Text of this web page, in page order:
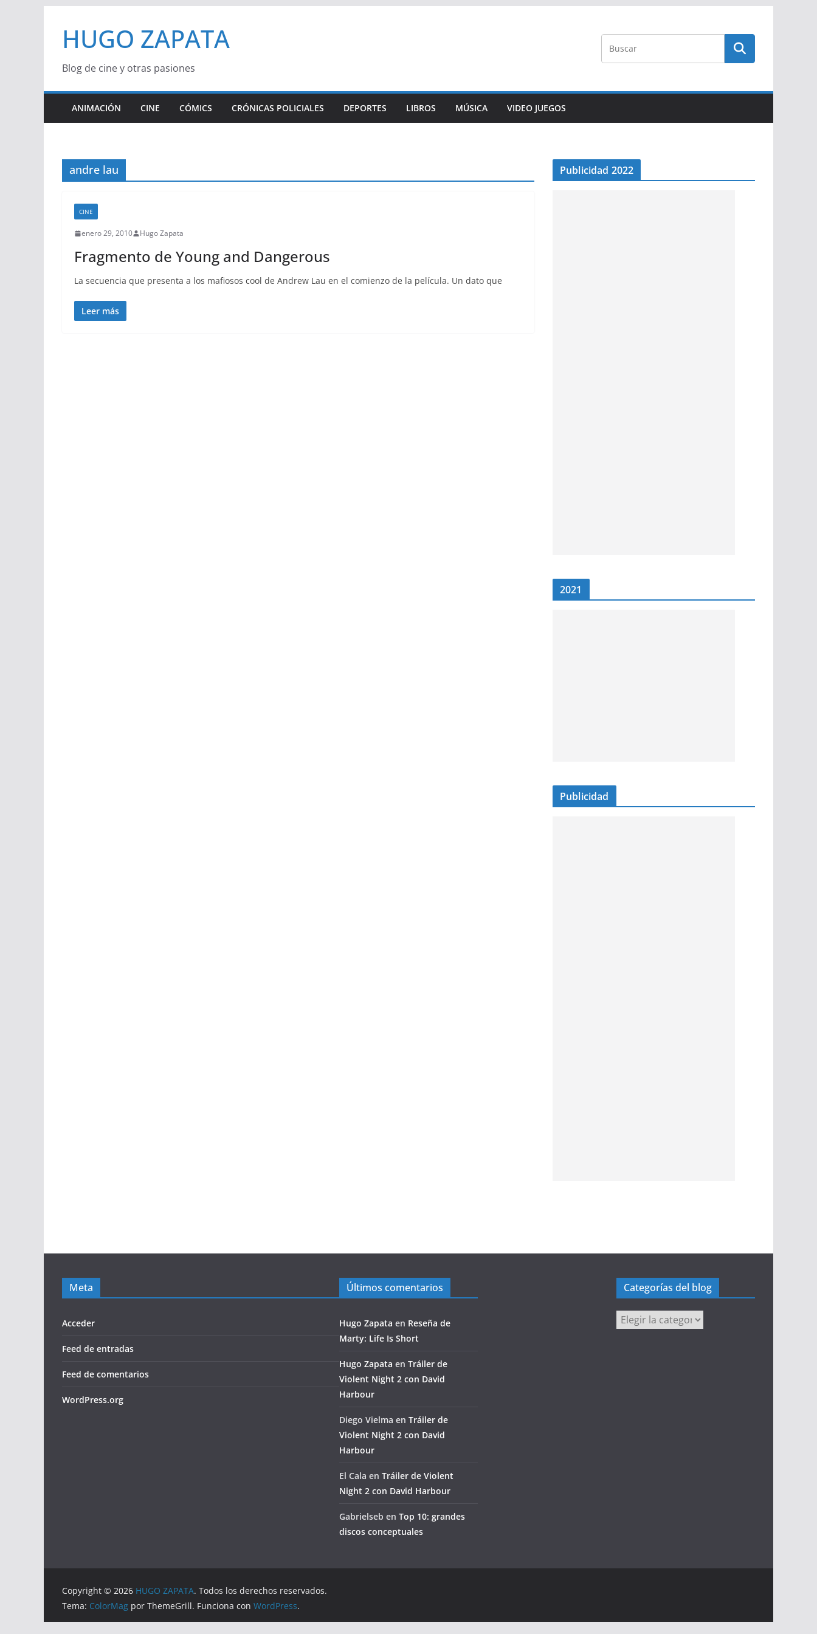
contenido
HUGO ZAPATA
Blog de cine y otras pasiones
ANIMACIÓN CINE CÓMICS CRÓNICAS POLICIALES DEPORTES LIBROS MÚSICA VIDEO JUEGOS
andre lau
CINE
enero 29, 2010 Hugo Zapata
Fragmento de Young and Dangerous
La secuencia que presenta a los mafiosos cool de Andrew Lau en el comienzo de la película. Un dato que
Leer más
Publicidad 2022
2021
Publicidad
Meta
Acceder
Feed de entradas
Feed de comentarios
WordPress.org
Últimos comentarios
Hugo Zapata en Reseña de
Marty: Life Is Short
Hugo Zapata en Tráiler de
Violent Night 2 con David
Harbour
Diego Vielma en Tráiler de
Violent Night 2 con David
Harbour
El Cala en Tráiler de Violent
Night 2 con David Harbour
Gabrielseb en Top 10: grandes
discos conceptuales
Categorías del blog
Categorías
del
Copyright © 2026 HUGO ZAPATA. Todos los derechos reservados.
Tema: ColorMag por ThemeGrill. Funciona con WordPress.